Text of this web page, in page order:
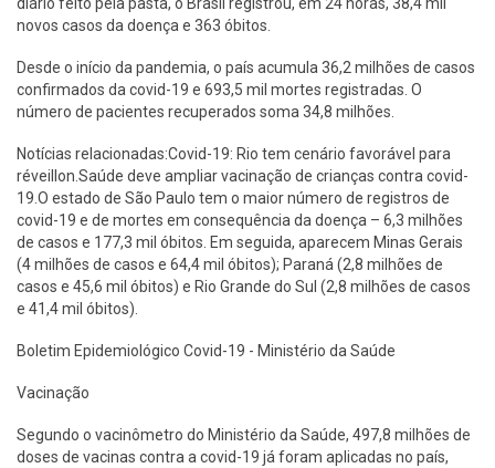
novos casos da doença e 363 óbitos.
Desde o início da pandemia, o país acumula 36,2 milhões de casos
confirmados da covid-19 e 693,5 mil mortes registradas. O
número de pacientes recuperados soma 34,8 milhões.
Notícias relacionadas:Covid-19: Rio tem cenário favorável para
réveillon.Saúde deve ampliar vacinação de crianças contra covid-
19.O estado de São Paulo tem o maior número de registros de
covid-19 e de mortes em consequência da doença – 6,3 milhões
de casos e 177,3 mil óbitos. Em seguida, aparecem Minas Gerais
(4 milhões de casos e 64,4 mil óbitos); Paraná (2,8 milhões de
casos e 45,6 mil óbitos) e Rio Grande do Sul (2,8 milhões de casos
e 41,4 mil óbitos).
Boletim Epidemiológico Covid-19 - Ministério da Saúde
Vacinação
Segundo o vacinômetro do Ministério da Saúde, 497,8 milhões de
doses de vacinas contra a covid-19 já foram aplicadas no país,